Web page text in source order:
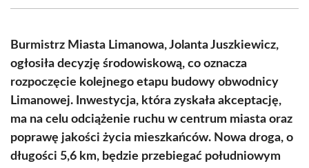
(Twitter)
Burmistrz Miasta Limanowa, Jolanta Juszkiewicz,
ogłosiła decyzję środowiskową, co oznacza
rozpoczęcie kolejnego etapu budowy obwodnicy
Limanowej. Inwestycja, która zyskała akceptację,
ma na celu odciążenie ruchu w centrum miasta oraz
poprawę jakości życia mieszkańców. Nowa droga, o
długości 5,6 km, będzie przebiegać południowym